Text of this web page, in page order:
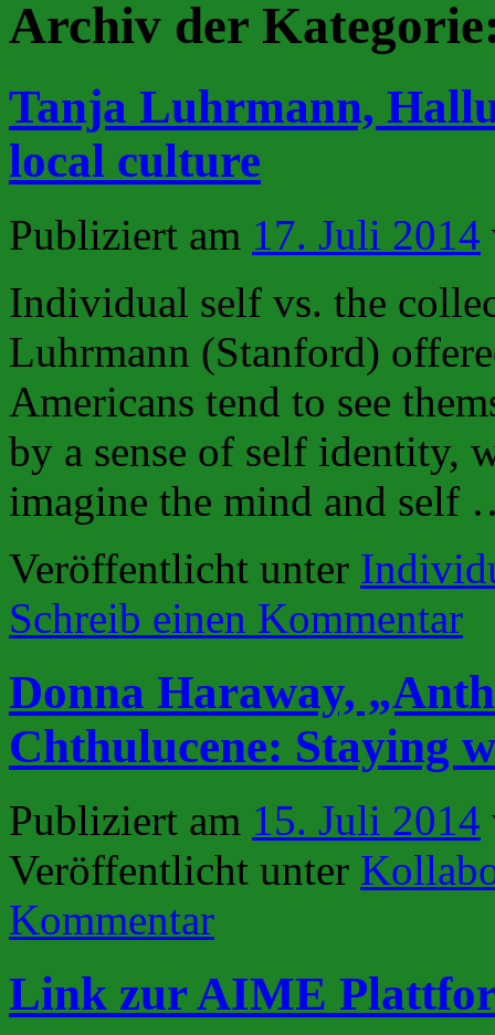
Archiv der
Tanja Luhrmann,
local culture
Publiziert am 17. Juli 2014
Individual self vs. the
Luhrmann (Stanford)
Americans tend to see
by a sense of self identity,
imagine the mind and
Veröffentlicht unter
Schreib einen Kommentar
Donna Haraway,
Chthulucene: Staying
Publiziert am 15. Juli 2014
Veröffentlicht unter
Kommentar
Link zur AIME